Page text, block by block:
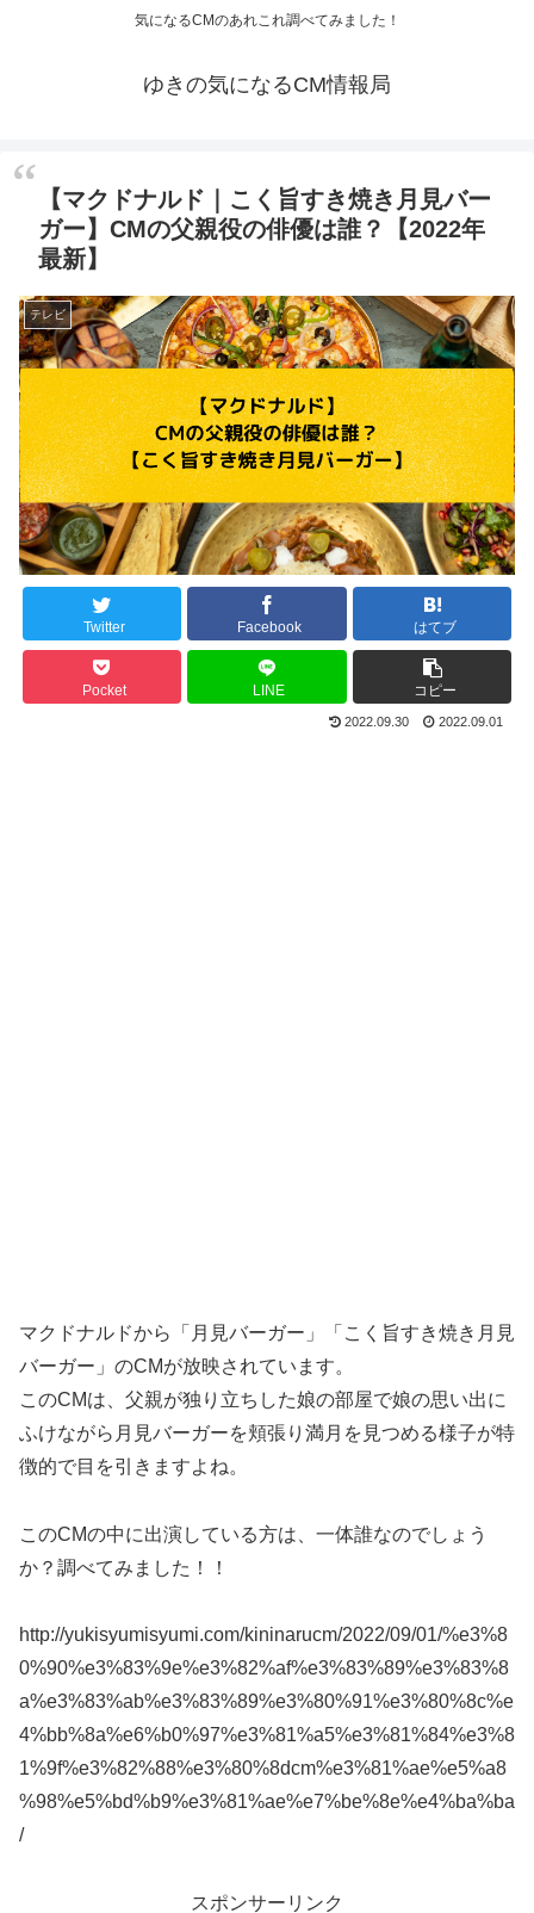
気になるCMのあれこれ調べてみました！
ゆきの気になるCM情報局
【マクドナルド｜こく旨すき焼き月見バー
ガー】CMの父親役の俳優は誰？【2022年
最新】
テレビ
Twitter Facebook はてブ
Pocket LINE コピー
2022.09.30 2022.09.01
マクドナルドから「月見バーガー」「こく旨すき焼き月見
バーガー」のCMが放映されています。
このCMは、父親が独り立ちした娘の部屋で娘の思い出に
ふけながら月見バーガーを頬張り満月を見つめる様子が特
徴的で目を引きますよね。
このCMの中に出演している方は、一体誰なのでしょう
か？調べてみました！！
http://yukisyumisyumi.com/kininarucm/2022/09/01/%e3%8
0%90%e3%83%9e%e3%82%af%e3%83%89%e3%83%8
a%e3%83%ab%e3%83%89%e3%80%91%e3%80%8c%e
4%bb%8a%e6%b0%97%e3%81%a5%e3%81%84%e3%8
1%9f%e3%82%88%e3%80%8dcm%e3%81%ae%e5%a8
%98%e5%bd%b9%e3%81%ae%e7%be%8e%e4%ba%ba
/
スポンサーリンク